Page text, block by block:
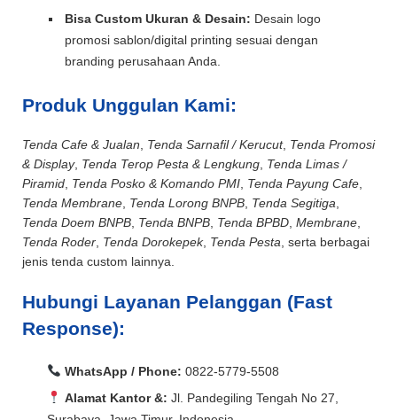
Bisa Custom Ukuran & Desain: Desain logo
promosi sablon/digital printing sesuai dengan
branding perusahaan Anda.
Produk Unggulan Kami:
Tenda Cafe & Jualan Tenda Sarnafil / Kerucut, Tenda Promosi
& Display, Tenda Terop Pesta & Lengkung Tenda Limas /
Piramid Tenda Posko & Komando PMI Tenda Payung Cafe
Tenda Membrane Tenda Lorong BNPB Tenda Segitiga
Tenda Doem BNPB Tenda BNPB Tenda BPBD Membrane
Tenda Roder Tenda Dorokepek, Tenda Pesta , serta berbagai
jenis tenda custom lainnya.
Hubungi Layanan Pelanggan (Fast
Response):
WhatsApp / Phone: 0822-5779-5508
Alamat Kantor &: Jl. Pandegiling Tengah No 27,